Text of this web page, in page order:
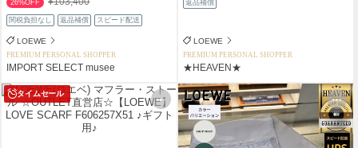
26%OFF
関税負担なし 返品補償 スピード配送
LOEWE
PREMIUM PERSONAL SHOPPER
IMPORT SELECT musee
返品補償
LOEWE
PREMIUM PERSONAL SHOPPER
★HEAVEN★
タイムセール